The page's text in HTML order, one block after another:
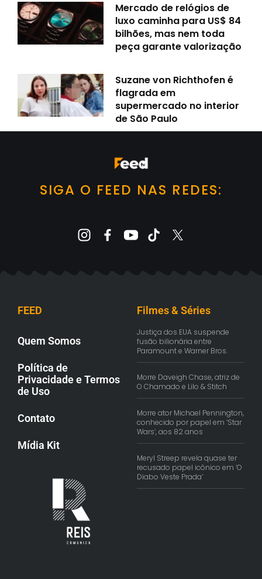
Mercado de relógios de
luxo caminha para US$ 84
bilhões, mas nem toda
peça garante valorização
Suzane von Richthofen é
flagrada em
supermercado no interior
de São Paulo
SIGA O FEED NAS REDES:
FEED
Quem Somos
Política de
Privacidade e Termos
de Uso
Contato
Mídia Kit
Filmes & Séries
Justiça dos EUA suspende
fusão bilionária entre
Paramount e Warner Bros.
Morre Daveigh Chase, atriz de
O Chamado e Lilo & Stitch
Morre ator Michael Pennington,
conhecido por papel em ‘Star
Wars’, aos 82 anos
Meryl Streep revela quase ter
recusado papel icônico em ‘O
Diabo Veste Prada’